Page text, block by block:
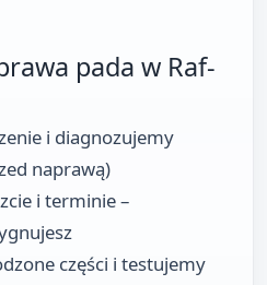
pada w Raf-
i diagnozujemy
naprawą)
i terminie –
części i testujemy